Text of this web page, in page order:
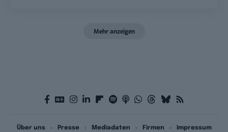
Mehr anzeigen
Über uns Presse Mediadaten Firmen
Impressum